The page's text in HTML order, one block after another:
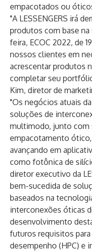
empacotados ou
"A LESSENGERS irá
produtos com base na
feira, ECOC 2022, de
nossos clientes em
acrescentar produtos
completar seu
Kim, diretor de
"Os negócios atuais
soluções de
multimodo, junto com
empacotamento
avançando em
como fotônica de
diretor executivo da
bem-sucedida de
baseados na
interconexões óticas
desenvolvimento
futuros requisitos
desempenho (HPC) e